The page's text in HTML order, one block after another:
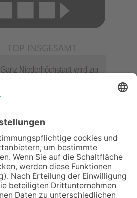
TOP INSGESAMT
Ganz Niederhöchstadt wird zur
Jugendchor Hochtaunus
Programm „Changes“
Sommerabend: Der Rettershof
lädt wieder zum Weinfest ein
Hisamoto und Tölke begeistern
mit Werken von Walter
Wachsmuth